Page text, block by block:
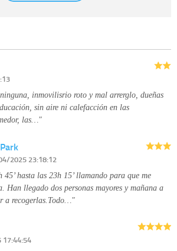
a saber qué información tenemos sobre usted,
web.
inmovilisrio roto y mal arrerglo, dueñas
sin aire ni calefacción en las
las…"
2025 23:18:12
45’ hasta las 23h 15’ llamando para que me
Han llegado dos personas mayores y mañana a
a recogerlas.Todo…"